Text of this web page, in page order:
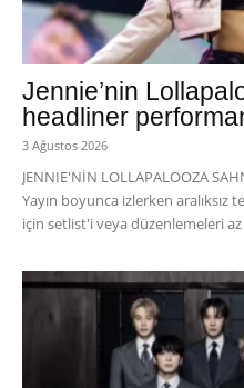
Jennie’nin
headliner
3 Ağustos 2026
JENNIE'NİN LOLLAPALOOZA
Yayın boyunca izlerken
için setlist'i veya düzenlemeleri